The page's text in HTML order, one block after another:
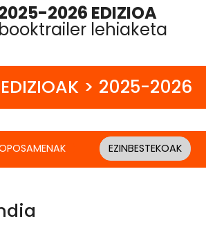
2026 EDIZIOA
booktrailer lehiaketa
EDIZIOAK > 2025-2026
EZINBESTEKOAK